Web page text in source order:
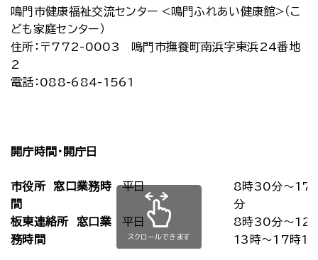
鳴門市健康福祉交流センター <鳴門ふれあい健康館>（こ
ども家庭センター）
住所：〒772-0003 鳴門市撫養町南浜字東浜24番地
2
電話：088-684-1561
開庁時間・開庁日
市役所 窓口業務時
間
平日
8時30分～17
分
板東連絡所 窓口業
務時間
平日
8時30分～12
13時～17時15
スクロールできます